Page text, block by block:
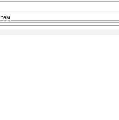
тем.